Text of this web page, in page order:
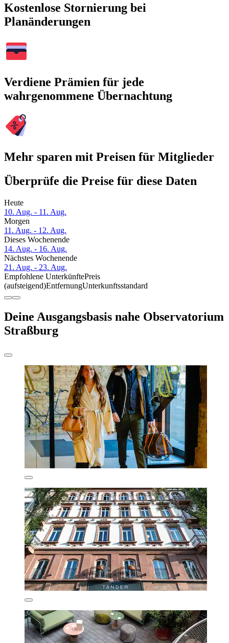
Kostenlose Stornierung bei
Planänderungen
Verdiene Prämien für jede
wahrgenommene Übernachtung
Mehr sparen mit Preisen für Mitglieder
Überprüfe die Preise für diese Daten
Heute
10. Aug. - 11. Aug.
Morgen
11. Aug. - 12. Aug.
Dieses Wochenende
14. Aug. - 16. Aug.
Nächstes Wochenende
21. Aug. - 23. Aug.
Empfohlene UnterkünftePreis
(aufsteigend)EntfernungUnterkunftsstandard
Deine Ausgangsbasis nahe Observatorium
Straßburg